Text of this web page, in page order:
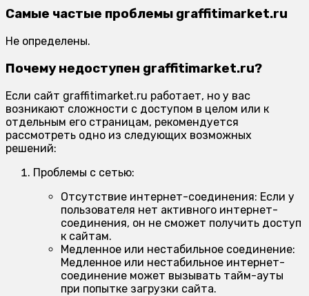
Самые частые проблемы graffitimarket.ru
Не определены.
Почему недоступен graffitimarket.ru?
Если сайт graffitimarket.ru работает, но у вас
возникают сложности с доступом в целом или к
отдельным его страницам, рекомендуется
рассмотреть одно из следующих возможных
решений:
Проблемы с сетью:
Отсутствие интернет-соединения: Если у
пользователя нет активного интернет-
соединения, он не сможет получить доступ
к сайтам.
Медленное или нестабильное соединение:
Медленное или нестабильное интернет-
соединение может вызывать тайм-ауты
при попытке загрузки сайта.